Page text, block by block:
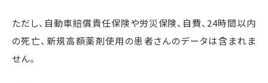
ただし、自動車賠償責任保険や労災保険、自費、24時間以内
の死亡、新規高額薬剤使用の患者さんのデータは含まれま
せん。